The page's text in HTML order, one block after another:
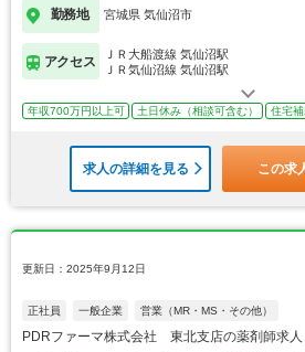
勤務地 宮城県 気仙沼市
アクセス
ＪＲ大船渡線 気仙沼駅
ＪＲ気仙沼線 気仙沼駅
年収700万円以上可 土日休み（相談可含む） 住宅
求人の詳細を見る この求
更新日：2025年9月12日
正社員 一般企業 営業（MR・MS・その他）
PDRファーマ株式会社 東北支店の薬剤師求人